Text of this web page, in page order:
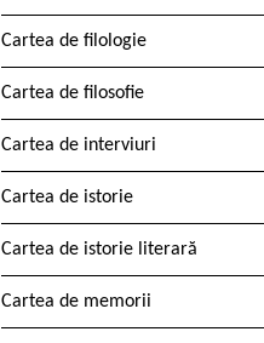
Cartea de filologie
Cartea de filosofie
Cartea de interviuri
Cartea de istorie
Cartea de istorie literară
Cartea de memorii